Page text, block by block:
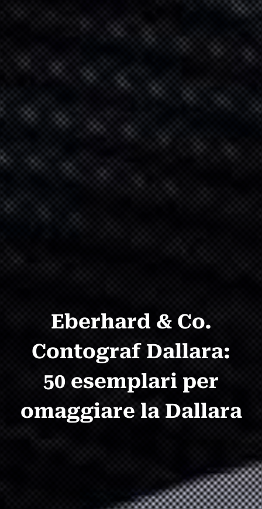
Eberhard & Co.
Contograf Dallara:
50 esemplari per
omaggiare la Dallara